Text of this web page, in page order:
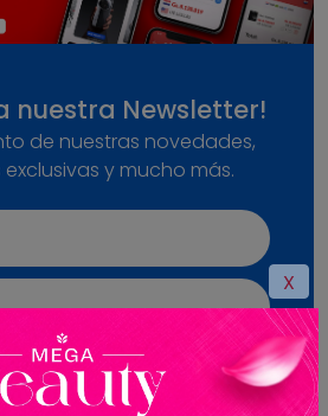
X
nuestra Newsletter!
de nuestras novedades,
y mucho más.